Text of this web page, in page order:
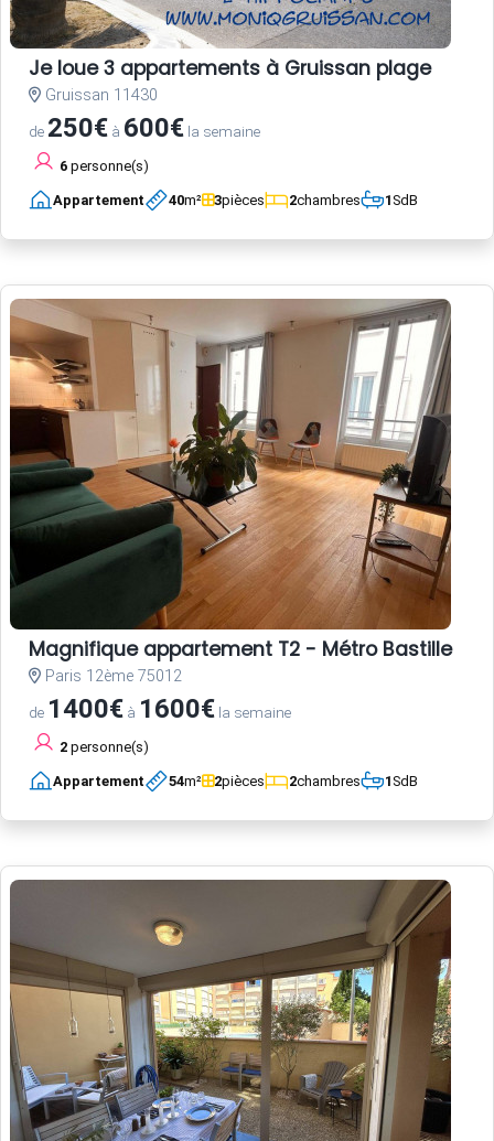
Je loue 3 appartements à Gruissan plage
Gruissan 11430
de 250€ à 600€ la semaine
6 personne(s)
Appartement 40m² 3pièces 2chambres 1SdB
Magnifique appartement T2 - Métro Bastille
Paris 12ème 75012
de 1400€ à 1600€ la semaine
2 personne(s)
Appartement 54m² 2pièces 2chambres 1SdB